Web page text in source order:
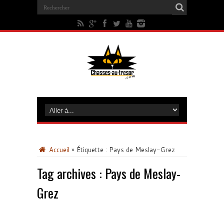
Accueil » Étiquette : Pays de Meslay-Grez
Tag archives : Pays de Meslay-
Grez